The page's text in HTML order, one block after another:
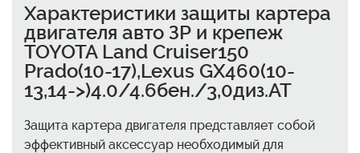
Характеристики защиты картера
двигателя авто ЗР и крепеж
TOYOTA Land Cruiser150
Prado(10-17),Lexus GX460(10-
13,14->)4.0/4.6бен./3,0диз.AT
Защита картера двигателя представляет собой
эффективный аксессуар необходимый для